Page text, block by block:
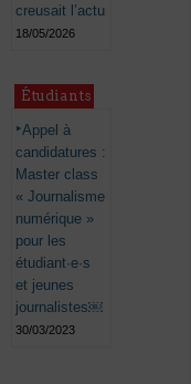
creusait l’actu
18/05/2026
Étudiants
Appel à
candidatures :
Master class
« Journalisme
numérique »
pour les
étudiant·e·s
et jeunes
journalistes￼
30/03/2023